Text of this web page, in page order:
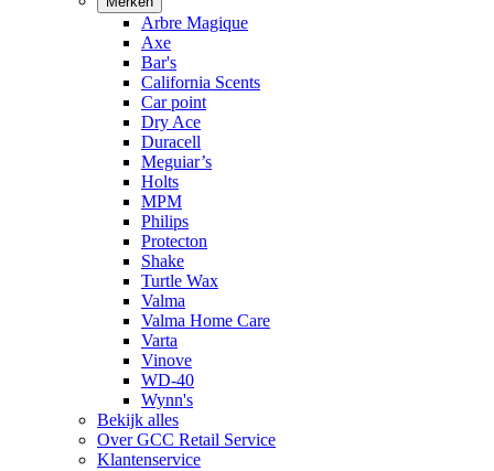
Arbre Magique
Axe
Bar's
California Scents
Car point
Dry Ace
Duracell
Meguiar’s
Holts
MPM
Philips
Protecton
Shake
Turtle Wax
Valma
Valma Home Care
Varta
Vinove
WD-40
Wynn's
Bekijk alles
Over GCC Retail Service
Klantenservice